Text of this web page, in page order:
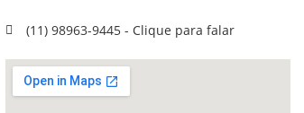
(11) 98963-9445 - Clique para falar